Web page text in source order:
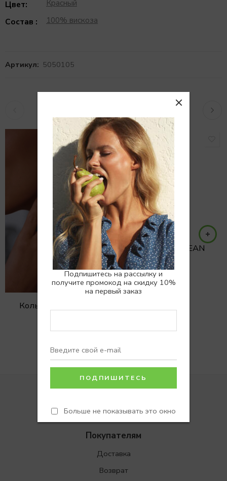
Подпишитесь на рассылку и
получите промокод на скидку 10%
на первый заказ
Больше не показывать это окно
Цвет:
Красный
Состав :
100% вискоза
Артикул: 5050105
Кольцо кит OCEAN
РАСПРОДАНО
Колье кит OCEAN
5990
Покупателям
Доставка
Возврат